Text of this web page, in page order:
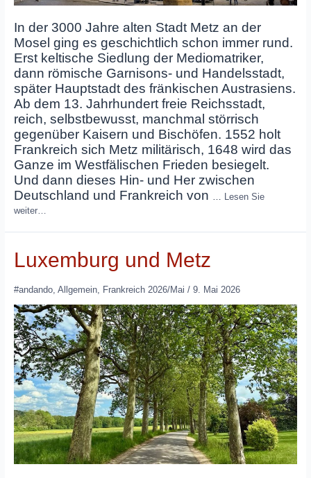
In der 3000 Jahre alten Stadt Metz an der
Mosel ging es geschichtlich schon immer rund.
Erst keltische Siedlung der Mediomatriker,
dann römische Garnisons‑ und Handelsstadt,
später Hauptstadt des fränkischen Austrasiens.
Ab dem 13. Jahrhundert freie Reichsstadt,
reich, selbstbewusst, manchmal störrisch
gegenüber Kaisern und Bischöfen. 1552 holt
Frankreich sich Metz militärisch, 1648 wird das
Ganze im Westfälischen Frieden besiegelt.
Und dann dieses Hin‑ und Her zwischen
Deutschland und Frankreich von … Lesen Sie
weiter…
Luxemburg und Metz
#andando, Allgemein, Frankreich 2026/Mai / 9. Mai 2026